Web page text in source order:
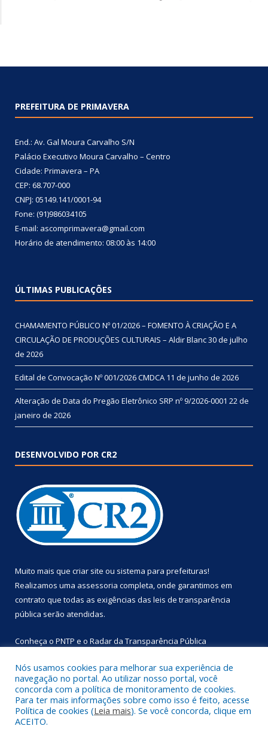
PREFEITURA DE PRIMAVERA
End.: Av. Gal Moura Carvalho S/N
Palácio Executivo Moura Carvalho – Centro
Cidade: Primavera – PA
CEP: 68.707-000
CNPJ: 05149.141/0001-94
Fone: (91)986034105
E-mail: ascomprimavera@gmail.com
Horário de atendimento: 08:00 às 14:00
ÚLTIMAS PUBLICAÇÕES
CHAMAMENTO PÚBLICO Nº 01/2026 – FOMENTO À CRIAÇÃO E A
CIRCULAÇÃO DE PRODUÇÕES CULTURAIS – Aldir Blanc30 de julho
de 2026
Edital de Convocação Nº 001/2026 CMDCA 11 de junho de 2026
Alteração de Data do Pregão Eletrônico SRP nº 9/2026-0001 22 de
janeiro de 2026
DESENVOLVIDO POR CR2
Muito mais que criar site ou sistema para prefeituras!
Realizamos uma assessoria completa, onde garantimos em
contrato que todas as exigências das leis de transparência
pública serão atendidas.
Conheça o PNTP e o Radar da Transparência Pública
Todos os direitos reservados a Prefeitura Municipal de
Primavera.
Nós usamos cookies para melhorar sua experiência de
navegação no portal. Ao utilizar nosso portal, você
concorda com a política de monitoramento de cookies.
Para ter mais informações sobre como isso é feito, acesse
Política de cookies (Leia mais). Se você concorda, clique em
ACEITO.